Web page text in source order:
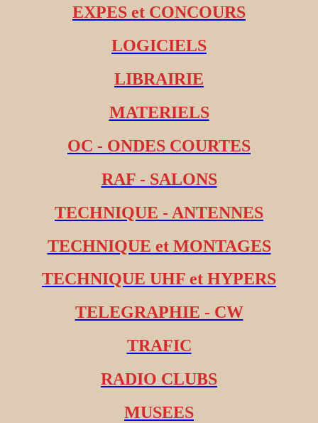
EXPES et CONCOURS
LOGICIELS
LIBRAIRIE
MATERIELS
OC - ONDES COURTES
RAF - SALONS
TECHNIQUE - ANTENNES
TECHNIQUE et MONTAGES
TECHNIQUE UHF et HYPERS
TELEGRAPHIE - CW
TRAFIC
RADIO CLUBS
MUSEES